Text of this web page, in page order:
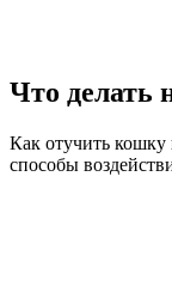
Что делать
Как отучить
способы